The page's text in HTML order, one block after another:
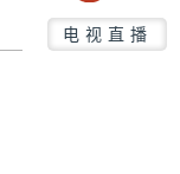
电视直播